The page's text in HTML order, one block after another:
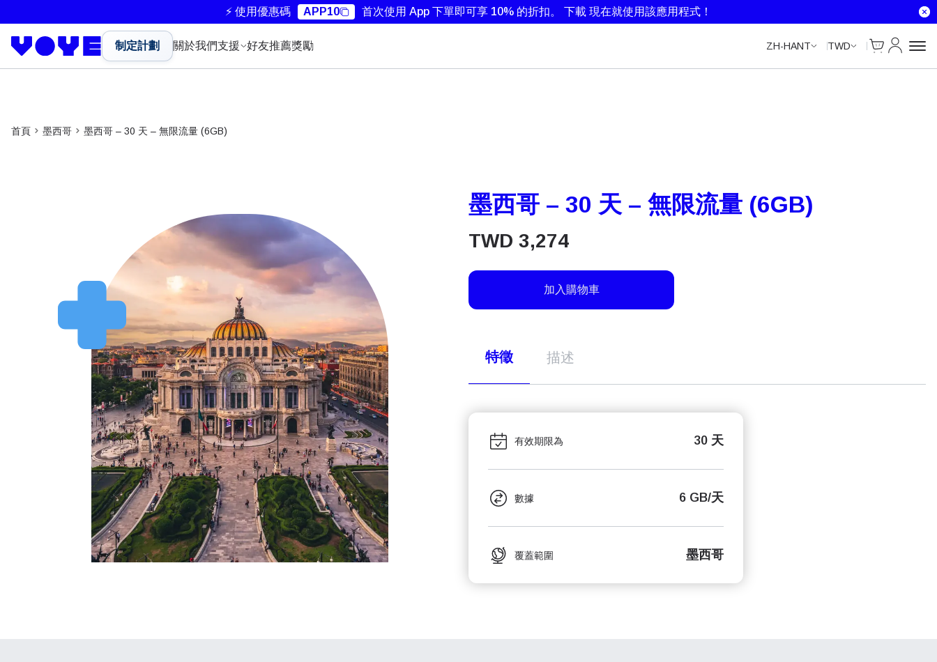
⚡ 使用優惠碼 APP10 首次使用 App 下單即可享 10% 的折扣。 下載 現在就使用該應用程式！
制定計劃 關於我們支援 好友推薦獎勵 ZH-HANT TWD
Cart
我的帳戶
首頁 墨西哥 墨西哥 – 30 天 – 無限流量 (6GB)
墨西哥 – 30 天 – 無限流量 (6GB)
TWD 3,274
加入購物車
特徵 描述
有效期限為 30 天
數據 6 GB/天
覆蓋範圍 墨西哥